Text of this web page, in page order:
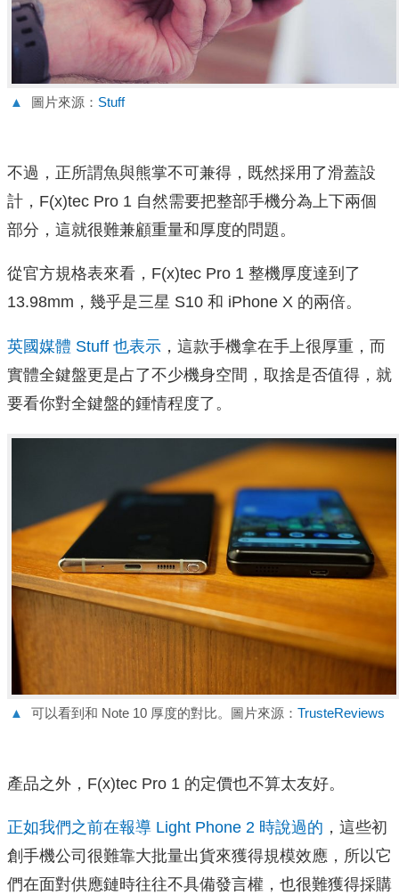
▲ 圖片來源： Stuff
不過，正所謂魚與熊掌不可兼得，既然採用了滑蓋設
計，F(x)tec Pro 1 自然需要把整部手機分為上下兩個
部分，這就很難兼顧重量和厚度的問題。
從官方規格表來看，F(x)tec Pro 1 整機厚度達到了
13.98mm，幾乎是三星 S10 和 iPhone X 的兩倍。
英國媒體 Stuff 也表示 ，這款手機拿在手上很厚重，而
實體全鍵盤更是占了不少機身空間，取捨是否值得，就
要看你對全鍵盤的鍾情程度了。
▲ 可以看到和 Note 10 厚度的對比。圖片來源： TrusteReviews
產品之外，F(x)tec Pro 1 的定價也不算太友好。
正如我們之前在報導 Light Phone 2 時說過的 ，這些初
創手機公司很難靠大批量出貨來獲得規模效應，所以它
們在面對供應鏈時往往不具備發言權，也很難獲得採購